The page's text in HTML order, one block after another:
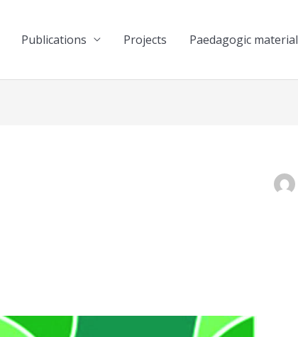
Publications Projects Paedagogic material